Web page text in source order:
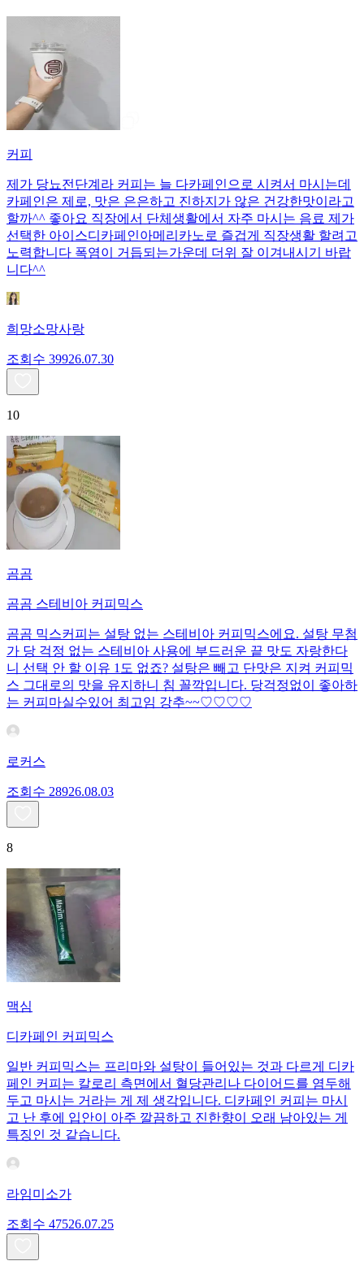
커피
제가 당뇨전단계라 커피는 늘 다카페인으로 시켜서 마시는데
카페인은 제로, 맛은 은은하고 진하지가 않은 건강한맛이라고
할까^^ 좋아요 직장에서 단체생활에서 자주 마시는 음료 제가
선택한 아이스디카페인아메리카노로 즐겁게 직장생활 할려고
노력합니다 폭염이 거듭되는가운데 더위 잘 이겨내시기 바랍
니다^^
희망소망사랑
조회수 39926.07.30
10
곰곰
곰곰 스테비아 커피믹스
곰곰 믹스커피는 설탕 없는 스테비아 커피믹스에요. 설탕 무첨
가 당 걱정 없는 스테비아 사용에 부드러운 끝 맛도 자랑한다
니 선택 안 할 이유 1도 없죠? 설탕은 빼고 단맛은 지켜 커피믹
스 그대로의 맛을 유지하니 침 꼴깍입니다. 당걱정없이 좋아하
는 커피마실수있어 최고임 강추~~♡♡♡♡
로커스
조회수 28926.08.03
8
맥심
디카페인 커피믹스
일반 커피믹스는 프리마와 설탕이 들어있는 것과 다르게 디카
페인 커피는 칼로리 측면에서 혈당관리나 다이어드를 염두해
두고 마시는 거라는 게 제 생각입니다. 디카페인 커피는 마시
고 난 후에 입안이 아주 깔끔하고 진한향이 오래 남아있는 게
특징인 것 같습니다.
라임미소가
조회수 47526.07.25